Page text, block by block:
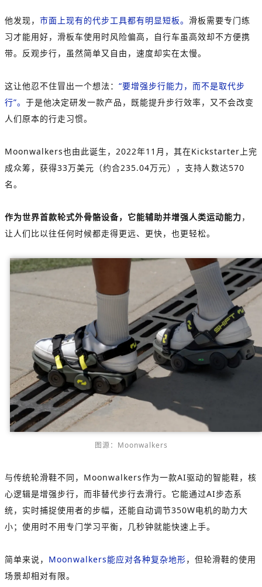
他发现， 市面上现有的代步工具都有明显短板。 滑板需要专门练
习才能用好，滑板车使用时风险偏高，自行车虽高效却不方便携
带。反观步行，虽然简单又自由，速度却实在太慢。
这让他忍不住冒出一个想法： “要增强步行能力，而不是取代步
行”。 于是他决定研发一款产品，既能提升步行效率，又不会改变
人们原本的行走习惯。
Moonwalkers也由此诞生，2022年11月，其在Kickstarter上完
成众筹，获得33万美元（约合235.04万元），支持人数达570
名。
作为世界首款轮式外骨骼设备，它能辅助并增强人类运动能力，
让人们比以往任何时候都走得更远、更快，也更轻松。
图源：Moonwalkers
与传统轮滑鞋不同，Moonwalkers作为一款AI驱动的智能鞋，核
心逻辑是增强步行，而非替代步行去滑行。它能通过AI步态系
统，实时捕捉使用者的步幅，还能自动调节350W电机的助力大
小；使用时不用专门学习平衡，几秒钟就能快速上手。
简单来说， Moonwalkers能应对各种复杂地形，但轮滑鞋的使用
场景却相对有限。